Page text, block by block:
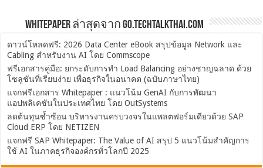
Whitepaper ล่าสุดจาก Go.TechTalkThai.com
ดาวน์โหลดฟรี: 2026 Data Center eBook สรุปข้อมูล Network และ
Cabling สำหรับงาน AI โดย Commscope
ฟรีเอกสารคู่มือ: ยกระดับการทำ Load Balancing อย่างชาญฉลาด ด้วย
โซลูชันที่เรียบง่าย เพื่อธุรกิจในอนาคต (ฉบับภาษาไทย)
แจกฟรีเอกสาร Whitepaper : แนวโน้ม GenAI กับการพัฒนา
แอปพลิเคชันในประเทศไทย โดย OutSystems
ลดต้นทุนซ้ำซ้อน บริหารงานครบวงจรในแพลตฟอร์มเดียวด้วย SAP
Cloud ERP โดย NETIZEN
แจกฟรี SAP Whitepaper: The Value of AI สรุป 5 แนวโน้มสำคัญการ
ใช้ AI ในภาคธุรกิจองค์กรทั่วโลกปี 2025